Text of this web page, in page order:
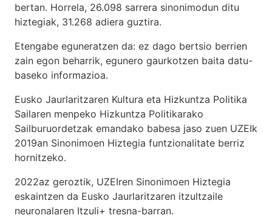
bertan. Horrela, 26.098 sarrera sinonimodun ditu
hiztegiak, 31.268 adiera guztira.
Etengabe eguneratzen da: ez dago bertsio berrien
zain egon beharrik, egunero gaurkotzen baita datu-
baseko informazioa.
Eusko Jaurlaritzaren Kultura eta Hizkuntza Politika
Sailaren menpeko Hizkuntza Politikarako
Sailburuordetzak emandako babesa jaso zuen UZEIk
2019an Sinonimoen Hiztegia funtzionalitate berriz
hornitzeko.
2022az geroztik, UZEIren Sinonimoen Hiztegia
eskaintzen da Eusko Jaurlaritzaren itzultzaile
neuronalaren Itzuli+ tresna-barran.